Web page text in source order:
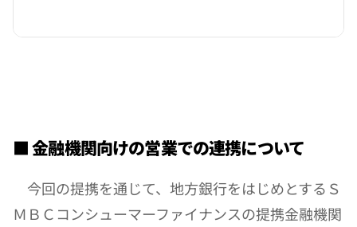
■ 金融機関向けの営業での連携について
今回の提携を通じて、地方銀行をはじめとするＳ
ＭＢＣコンシューマーファイナンスの提携金融機関